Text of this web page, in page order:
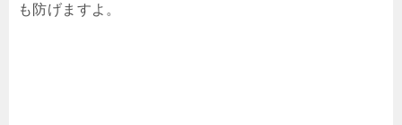
も防げますよ。